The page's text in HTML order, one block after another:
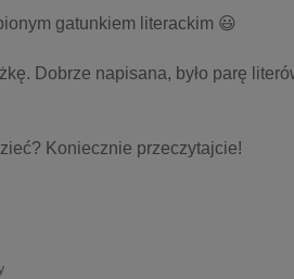
gatunkiem literackim 😃
Dobrze napisana, było parę
Koniecznie przeczytajcie!